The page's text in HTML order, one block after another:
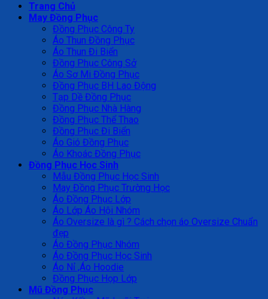
Trang Chủ
May Đồng Phục
Đồng Phục Công Ty
Áo Thun Đồng Phục
Áo Thun Đi Biển
Đồng Phục Công Sở
Áo Sơ Mi Đồng Phục
Đồng Phục BH Lao Động
Tạp Dề Đồng Phục
Đồng Phục Nhà Hàng
Đồng Phục Thể Thao
Đồng Phục Đi Biển
Áo Gió Đồng Phục
Áo Khoác Đồng Phục
Đồng Phục Học Sinh
Mẫu Đồng Phục Học Sinh
May Đồng Phục Trường Học
Áo Đồng Phục Lớp
Áo Lớp Áo Hội Nhóm
Áo Oversize là gì ? Cách chọn áo Oversize Chuẩn
đẹp
Áo Đồng Phục Nhóm
Áo Đồng Phục Học Sinh
Áo Nỉ ,Áo Hoodie
Đồng Phục Họp Lớp
Mũ Đồng Phục